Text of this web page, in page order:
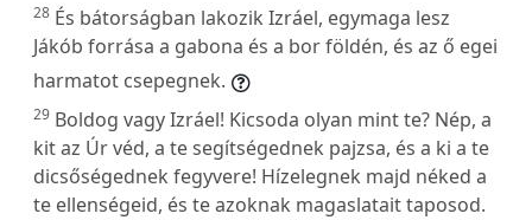
28 És bátorságban lakozik Izráel, egymaga lesz
Jákób forrása a gabona és a bor földén, és az ő egei
harmatot csepegnek.
29 Boldog vagy Izráel! Kicsoda olyan mint te? Nép, a
kit az Úr véd, a te segítségednek pajzsa, és a ki a te
dicsőségednek fegyvere! Hízelegnek majd néked a
te ellenségeid, és te azoknak magaslatait taposod.